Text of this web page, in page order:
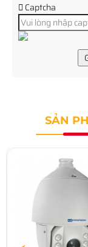
Captcha
SẢN